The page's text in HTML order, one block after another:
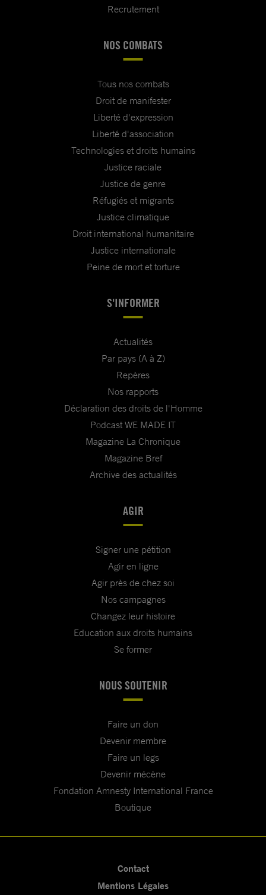
Recrutement
NOS COMBATS
Tous nos combats
Droit de manifester
Liberté d'expression
Liberté d'association
Technologies et droits humains
Justice raciale
Justice de genre
Réfugiés et migrants
Justice climatique
Droit international humanitaire
Justice internationale
Peine de mort et torture
S'INFORMER
Actualités
Par pays (A à Z)
Repères
Nos rapports
Déclaration des droits de l'Homme
Podcast WE MADE IT
Magazine La Chronique
Magazine Bref
Archive des actualités
AGIR
Signer une pétition
Agir en ligne
Agir près de chez soi
Nos campagnes
Changez leur histoire
Education aux droits humains
Se former
NOUS SOUTENIR
Faire un don
Devenir membre
Faire un legs
Devenir mécène
Fondation Amnesty International France
Boutique
Contact
Mentions Légales